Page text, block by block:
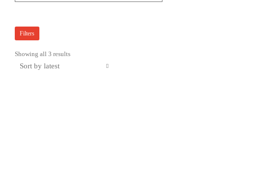
Filters
Showing all 3 resultsSorted